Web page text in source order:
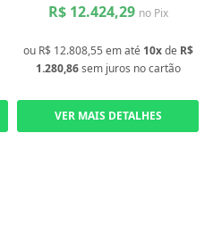
R$ 12.424,29 no Pix
ou R$ 12.808,55 em até 10xde R$
1.280,86 sem juros no cartão
VER MAIS DETALHES